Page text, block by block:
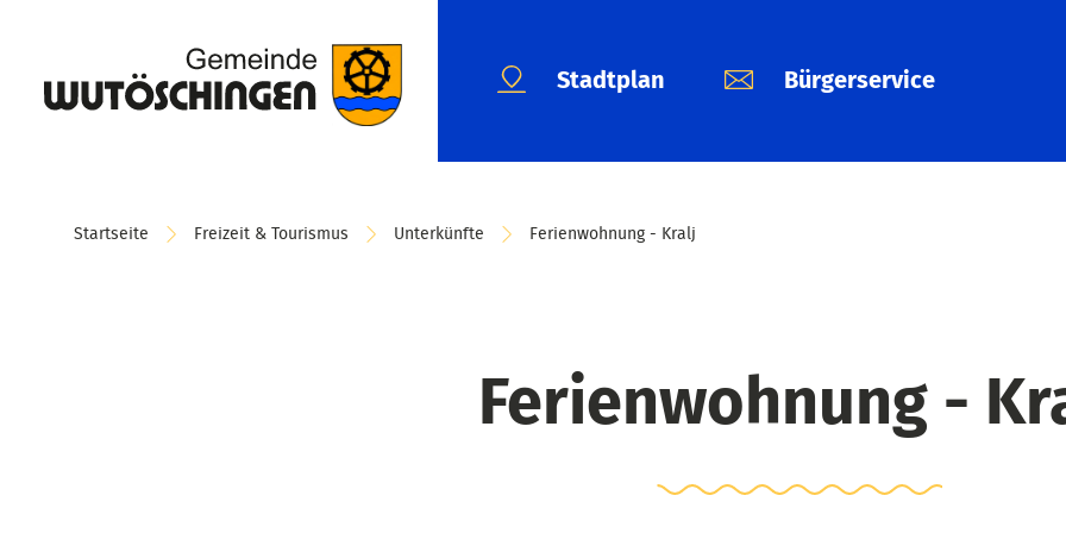
Stadtplan Bürgerservice
Startseite Freizeit & Tourismus Unterkünfte Ferienwohnung - Kralj
Ferienwohnung -